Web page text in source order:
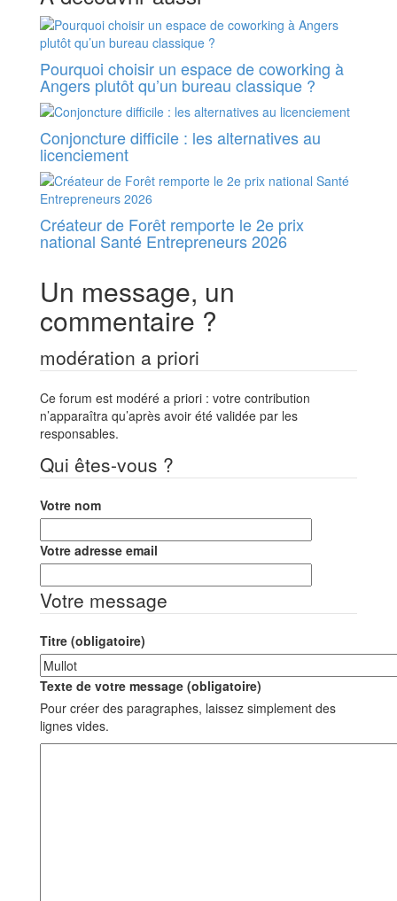
Pourquoi choisir un espace de coworking à
Angers plutôt qu’un bureau classique ?
Conjoncture difficile : les alternatives au
licenciement
Créateur de Forêt remporte le 2e prix
national Santé Entrepreneurs 2026
Un message, un
commentaire ?
modération a priori
Ce forum est modéré a priori : votre contribution
n’apparaîtra qu’après avoir été validée par les
responsables.
Qui êtes-vous ?
Votre nom
Votre adresse email
Votre message
Titre (obligatoire)
Texte de votre message (obligatoire)
Pour créer des paragraphes, laissez simplement des
lignes vides.